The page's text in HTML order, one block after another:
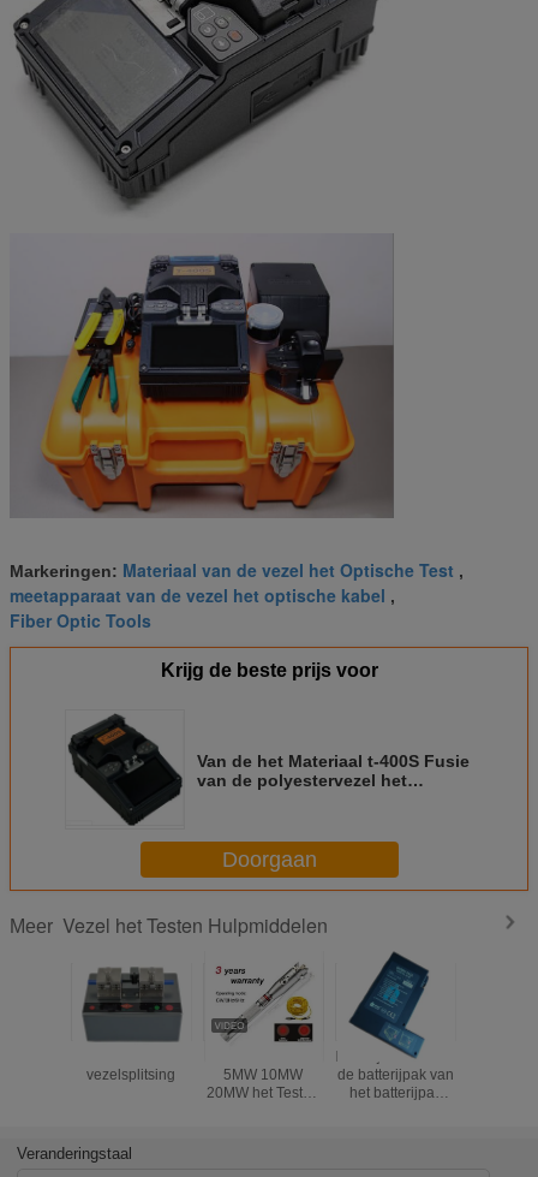
Markeringen: Materiaal van de vezel het Optische Test ,
meetapparaat van de vezel het optische kabel ,
Fiber Optic Tools
Krijg de beste prijs voor
Van de het Materiaal t-400S Fusie
van de polyestervezel het
Doorgaan
Meer Vezel het Testen Hulpmiddelen
vezelsplitsing
5MW 10MW
20MW het Testen
Batterijlader lbt-40
de batterijpak van
het batterijpak
Veranderingstaal